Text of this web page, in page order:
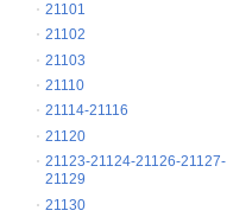
21101
21102
21103
21110
21114-21116
21120
21123-21124-21126-21127-
21129
21130